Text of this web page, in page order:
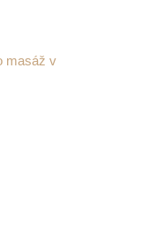
masáž v